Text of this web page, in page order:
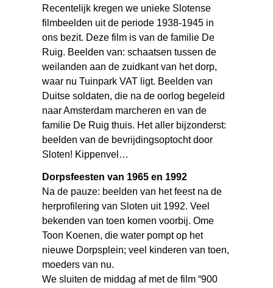
Recentelijk kregen we unieke Slotense
filmbeelden uit de periode 1938-1945 in
ons bezit. Deze film is van de familie De
Ruig. Beelden van: schaatsen tussen de
weilanden aan de zuidkant van het dorp,
waar nu Tuinpark VAT ligt. Beelden van
Duitse soldaten, die na de oorlog begeleid
naar Amsterdam marcheren en van de
familie De Ruig thuis. Het aller bijzonderst:
beelden van de bevrijdingsoptocht door
Sloten! Kippenvel…
Dorpsfeesten van 1965 en 1992
Na de pauze: beelden van het feest na de
herprofilering van Sloten uit 1992. Veel
bekenden van toen komen voorbij. Ome
Toon Koenen, die water pompt op het
nieuwe Dorpsplein; veel kinderen van toen,
moeders van nu.
We sluiten de middag af met de film “900